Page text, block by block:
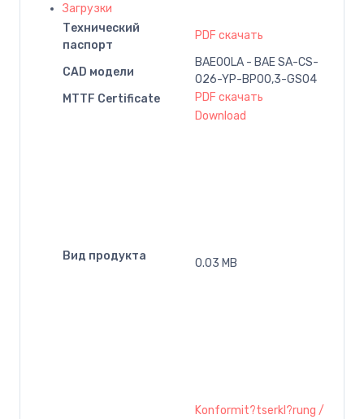
Загрузки
Технический
паспорт
PDF скачать
CAD модели
BAE00LA - BAE SA-CS-
026-YP-BP00,3-GS04
MTTF Certificate
PDF скачать
Вид продукта
Download
0.03 MB
Konformit?tserkl?rung /